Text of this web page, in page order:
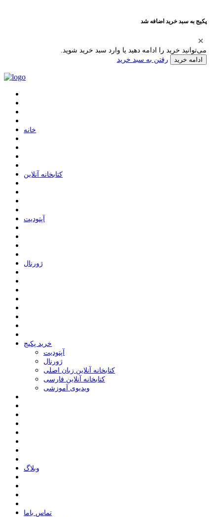
پکیج به سبد خرید اضافه شد
می‌توانید خرید را ادامه دهید یا وارد سبد خرید شوید.
ادامه خرید رفتن به سبد خرید
ﺧﺎﻧﻪ
ﮐﺘﺎﺑﺨﺎﻧﻪ ﺁﻧﻼﯾﻦ
ﺁﭘﺘﻮﺩﯾﺖ
ﮊﻭﺭﻧﺎﻝ
خرید پکیج
ﺁﭘﺘﻮﺩﯾﺖ
ﮊﻭﺭﻧﺎﻝ
کتابخانه آنلاین زبان اصلی
کتابخانه آنلاین فارسی
ویدیوی آموزشی
وبلاگ
ﺗﻤﺎﺱ ﺑﺎﻣﺎ